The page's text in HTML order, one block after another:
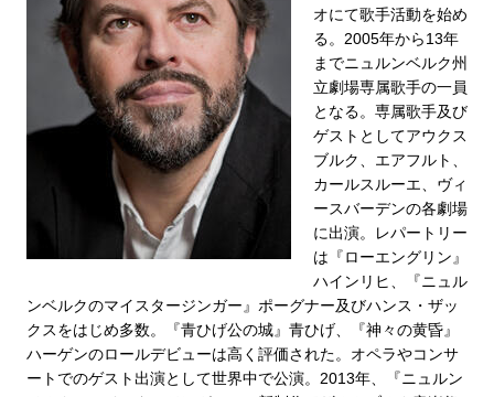
オにて歌手活動を始め
る。2005年から13年
までニュルンベルク州
立劇場専属歌手の一員
となる。専属歌手及び
ゲストとしてアウクス
ブルク、エアフルト、
カールスルーエ、ヴィ
ースバーデンの各劇場
に出演。レパートリー
は『ローエングリン』
ハインリヒ、『ニュル
ンベルクのマイスタージンガー』ポーグナー及びハンス・ザッ
クスをはじめ多数。『青ひげ公の城』青ひげ、『神々の黄昏』
ハーゲンのロールデビューは高く評価された。オペラやコンサ
ートでのゲスト出演として世界中で公演。2013年、『ニュルン